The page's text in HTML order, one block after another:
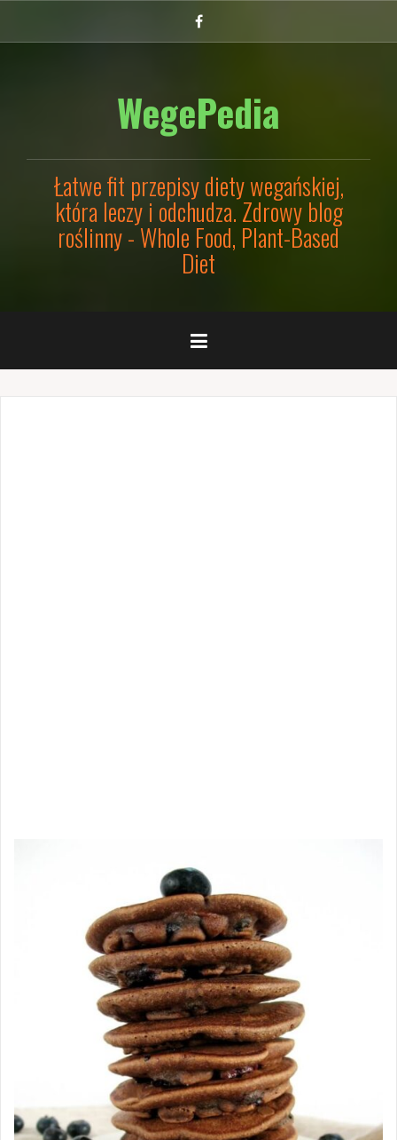
do
WegePedia
Łatwe fit przepisy diety wegańskiej,
która leczy i odchudza. Zdrowy blog
roślinny - Whole Food, Plant-Based
Diet